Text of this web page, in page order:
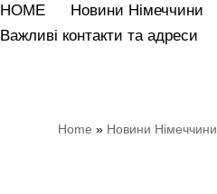
HOME
Новини Німеччини
Bажливі контакти та адреси
Home » Новини Німеччини